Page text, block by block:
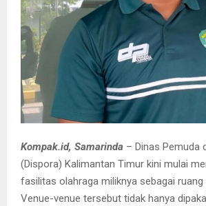
Kompak.id, Samarinda – Dinas Pemuda
(Dispora) Kalimantan Timur kini mulai
fasilitas olahraga miliknya sebagai ruang
Venue-venue tersebut tidak hanya